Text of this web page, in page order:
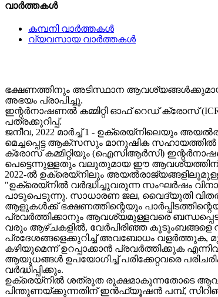
വാർത്തകൾ
കമ്പനി വാർത്തകൾ
വ്യവസായ വാർത്തകൾ
ഭക്ഷണത്തിനും അടിസ്ഥാന
അഭയം പ്രാപിച്ചു.
ഇന്റർനാഷണൽ കമ്മിറ്റി ഓഫ് റെഡ് ക്രോസ്
പത്രക്കുറിപ്പ്.
ജനീവ, 2022 മാർച്ച് 1 - ഉക്രെയ്‌നിലെയും
മെച്ചപ്പെട്ട ആക്‌സസും മാനുഷിക സഹായത്തിൽ
ക്രോസ് കമ്മിറ്റിയും (ഐസിആർസി)
പെട്ടെന്നുള്ളതും വലുതുമായ ഈ ആവശ്യത്തിന്
2022-ൽ ഉക്രെയ്‌നിലും
"ഉക്രെയ്നിൽ വർദ്ധിച്ചുവരുന്ന സംഘർഷം
പാടുപെടുന്നു. സാധാരണ ജല, വൈദ്യുതി
ആളുകൾക്ക് ഭക്ഷണത്തിന്റെയും
പ്രവർത്തിക്കാനും ആവശ്യമുള്ളവരെ
വരും ആഴ്ചകളിൽ, വേർപിരിഞ്ഞ കുടുംബങ്ങളെ
പ്രദേശങ്ങളെക്കുറിച്ച് അവബോധം വളർത്തുക,
കഴിയുമെന്ന് ഉറപ്പാക്കാൻ പ്രവർത്തിക്കുക
ആയുധങ്ങൾ ഉപയോഗിച്ച് പരിക്കേറ്റവരെ
വർദ്ധിപ്പിക്കും.
ഉക്രെയ്‌നിൽ ശത്രുത രൂക്ഷമാകുന്നതോടെ
പിന്തുണയ്ക്കുന്നതിന് ഇൻഫ്യൂഷൻ പമ്പ്, സിറിഞ്ച്